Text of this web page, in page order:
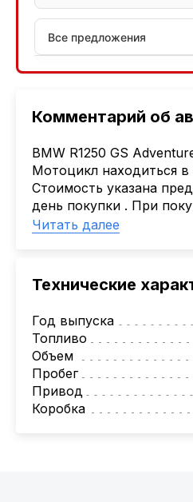
Комментарий об
BMW R1250 GS
Мотоцикл находиться
Стоимость указана
день покупки . При
необходимо оплатить
историю автомобиля,
состояние.
Читать далее
Технические
Год выпуска
Топливо
Объем
Пробег
Привод
Коробка
Все предложения
АСБ лизинг
Лизинг: BYN 17% | USD
Также доступен кредит "Проще
Активлизиг
Индивидуальные условия
0% аванс (клиенты Альфы) |